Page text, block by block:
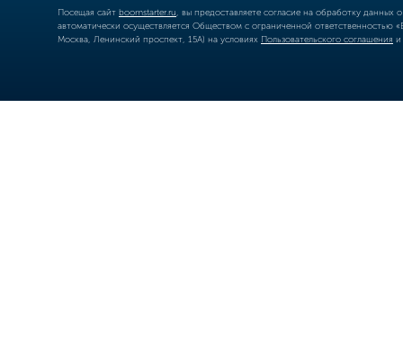
Посещая сайт boomstarter.ru , вы предоставляете согласие на обработку
автоматически осуществляется Обществом с ограниченной
Москва, Ленинский проспект, 15А) на условиях Пользовательского соглашения и